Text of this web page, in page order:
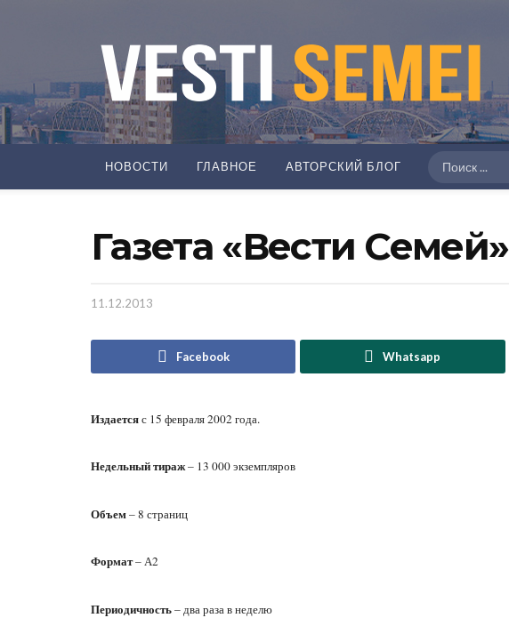
НОВОСТИ ГЛАВНОЕ АВТОРСКИЙ БЛОГ
Газета «Вести Семей»
11.12.2013
Facebook Whatsapp
Издаетсяс 15 февраля 2002 года.
Недельный тираж– 13 000 экземпляров
Объем– 8 страниц
Формат– А2
Периодичность– два раза в неделю